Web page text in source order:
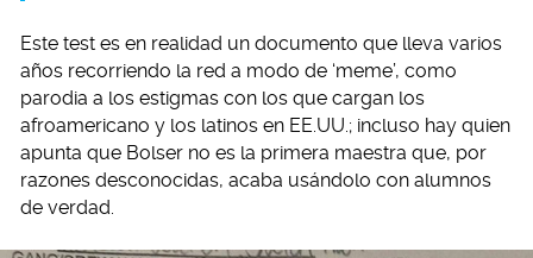
Este test es en realidad un documento que lleva varios
años recorriendo la red a modo de ‘meme’, como
parodia a los estigmas con los que cargan los
afroamericano y los latinos en EE.UU.; incluso hay quien
apunta que Bolser no es la primera maestra que, por
razones desconocidas, acaba usándolo con alumnos
de verdad.